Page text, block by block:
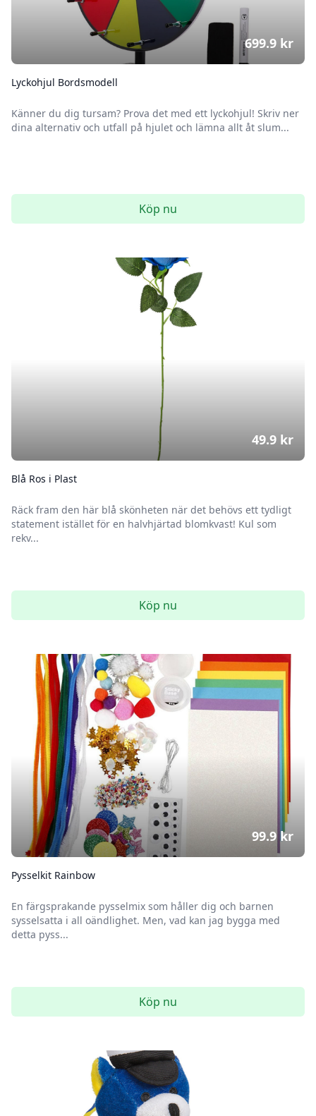
Lyckohjul Bordsmodell
Känner du dig tursam? Prova det med ett lyckohjul! Skriv ner
dina alternativ och utfall på hjulet och lämna allt åt slum...
699.9 kr
Köp nu
Blå Ros i Plast
Räck fram den här blå skönheten när det behövs ett tydligt
statement istället för en halvhjärtad blomkvast! Kul som
rekv...
49.9 kr
Köp nu
Pysselkit Rainbow
En färgsprakande pysselmix som håller dig och barnen
sysselsatta i all oändlighet. Men, vad kan jag bygga med
detta pyss...
99.9 kr
Köp nu